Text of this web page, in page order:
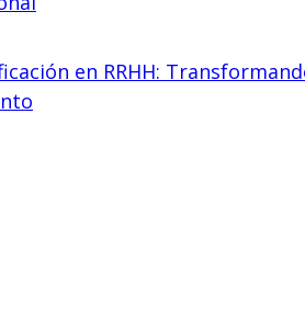
en RRHH: